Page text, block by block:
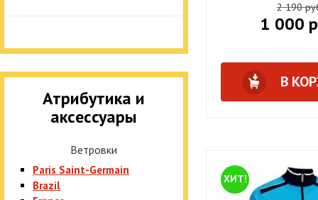
Атрибутика и
аксессуары
Ветровки
Paris Saint-Germain
Brazil
2 190
1 000
В
ХИТ!